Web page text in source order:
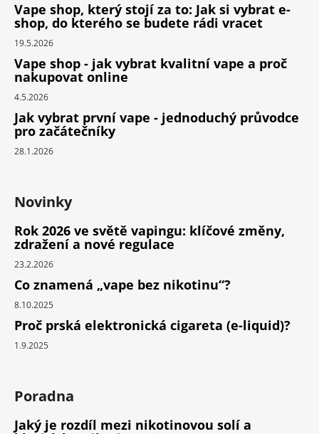
Vape shop, který stojí za to: Jak si vybrat e-
shop, do kterého se budete rádi vracet
19.5.2026
Vape shop - jak vybrat kvalitní vape a proč
nakupovat online
4.5.2026
Jak vybrat první vape - jednoduchý průvodce
pro začátečníky
28.1.2026
Novinky
Rok 2026 ve světě vapingu: klíčové změny,
zdražení a nové regulace
23.2.2026
Co znamená „vape bez nikotinu“?
8.10.2025
Proč prská elektronická cigareta (e-liquid)?
1.9.2025
Poradna
Jaký je rozdíl mezi nikotinovou solí a